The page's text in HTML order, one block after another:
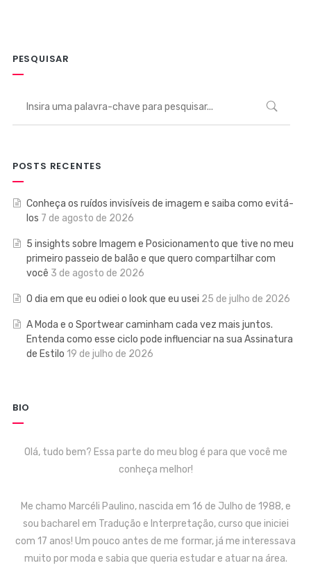
PESQUISAR
POSTS RECENTES
Conheça os ruídos invisíveis de imagem e saiba como evitá-
los 7 de agosto de 2026
5 insights sobre Imagem e Posicionamento que tive no meu
primeiro passeio de balão e que quero compartilhar com
você 3 de agosto de 2026
O dia em que eu odiei o look que eu usei 25 de julho de 2026
A Moda e o Sportwear caminham cada vez mais juntos.
Entenda como esse ciclo pode influenciar na sua Assinatura
de Estilo 19 de julho de 2026
BIO
Olá, tudo bem? Essa parte do meu blog é para que você me
conheça melhor!
Me chamo Marcéli Paulino, nascida em 16 de Julho de 1988, e
sou bacharel em Tradução e Interpretação, curso que iniciei
com 17 anos! Um pouco antes de me formar, já me interessava
muito por moda e sabia que queria estudar e atuar na área.